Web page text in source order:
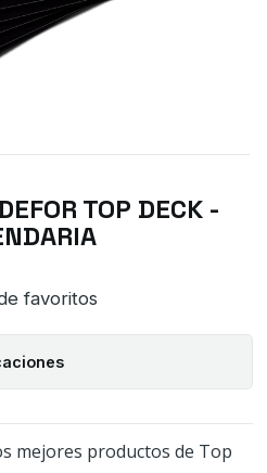
TOP DECK -
favoritos
mejores productos de Top